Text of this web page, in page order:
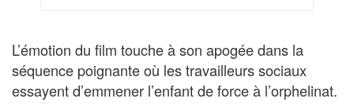
L’émotion du film touche à son apogée dans la
séquence poignante où les travailleurs sociaux
essayent d’emmener l’enfant de force à l’orphelinat.